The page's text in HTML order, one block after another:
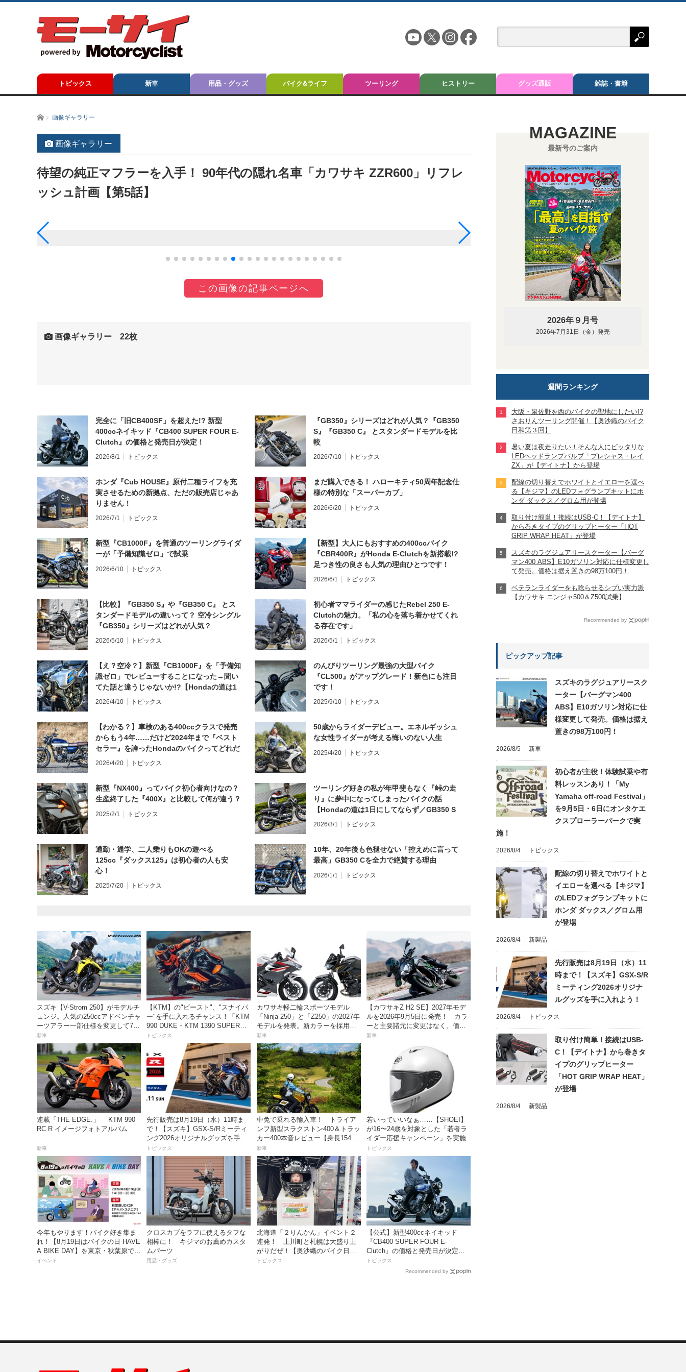
トピックス 新車 用品・グッズ バイク&ライフ ツーリング ヒストリー グッズ通販 雑誌・書籍
ホーム画像ギャラリー
画像ギャラリー
待望の純正マフラーを入手！ 90年代の隠れ名車「カワサキ ZZR600」リフレ
ッシュ計画【第5話】
この画像の記事ページへ
画像ギャラリー 22枚
完全に「旧CB400SF」を超えた!? 新型
400ccネイキッド『CB400 SUPER FOUR E-
Clutch』の価格と発売日が決定！
2026/8/1 トピックス
『GB350』シリーズはどれが人気？『GB350
S』『GB350 C』 とスタンダードモデルを比
較
2026/7/10 トピックス
ホンダ『Cub HOUSE』原付二種ライフを充
実させるための新拠点、ただの販売店じゃあ
りません！
2026/7/1 トピックス
まだ購入できる！ ハローキティ50周年記念仕
様の特別な「スーパーカブ」
2026/6/20 トピックス
新型『CB1000F』を普通のツーリングライダ
ーが「予備知識ゼロ」で試乗
2026/6/10 トピックス
【新型】大人にもおすすめの400ccバイク
『CBR400R』がHonda E-Clutchを新搭載!?
足つき性の良さも人気の理由ひとつです！
2026/6/1 トピックス
【比較】『GB350 S』や『GB350 C』 とス
タンダードモデルの違いって？ 空冷シングル
『GB350』シリーズはどれが人気？
2026/5/10 トピックス
初心者ママライダーの感じたRebel 250 E-
Clutchの魅力。「私の心を落ち着かせてくれ
る存在です」
2026/5/1 トピックス
【え？空冷？】新型『CB1000F』を「予備知
識ゼロ」でレビューすることになった→聞い
てた話と違うじゃないか!?【Hondaの道は1
日にしてならず／CB1000F ①第一印象 編】
2026/4/10 トピックス
のんびりツーリング最強の大型バイク
『CL500』がアップグレード！新色にも注目
です！
2025/9/10 トピックス
【わかる？】車検のある400ccクラスで発売
からもう4年……だけど2024年まで『ベスト
セラー』を誇ったHondaのバイクってどれだ
と思う？
2026/4/20 トピックス
50歳からライダーデビュー。エネルギッシュ
な女性ライダーが考える悔いのない人生
2025/4/20 トピックス
新型『NX400』ってバイク初心者向けなの？
生産終了した『400X』と比較して何が違う？
2025/2/1 トピックス
ツーリング好きの私が年甲斐もなく『峠の走
り』に夢中になってしまったバイクの話
【Hondaの道は1日にしてならず／GB350 S
インプレ・レビュー 前編】
2026/3/1 トピックス
通勤・通学、二人乗りもOKの遊べる
125cc『ダックス125』は初心者の人も安
心！
2025/7/20 トピックス
10年、20年後も色褪せない「控えめに言って
最高」GB350 Cを全力で絶賛する理由
2026/1/1 トピックス
スズキ【V-Strom 250】がモデルチ
ェンジ。人気の250ccアドベンチャ
ーツアラー一部仕様を変更して7月
23日発売。価格68万5300円
新車
【KTM】の"ビースト"、"スナイパ
ー"を手に入れるチャンス！「KTM
990 DUKE・KTM 1390 SUPER
DUKE R EVO 購入サポートキャン
トピックス
カワサキ軽二輪スポーツモデル
「Ninja 250」と「Z250」の2027年
モデルを発表。新カラーを採用し9
月5日より発売！
新車
【カワサキZ H2 SE】2027年モデ
ルを2026年9月5日に発売！ カラ
ーと主要諸元に変更はなく、価格
は据え置きの247万5000円！
新車
連載「THE EDGE.」 KTM 990
RC R イメージフォトアルバム
新車
先行販売は8月19日（水）11時ま
で！【スズキ】GSX-S/Rミーティ
ング2026オリジナルグッズを手に
入れよう！
トピックス
中免で乗れる輸入車！ トライア
ンフ新型スラクストン400＆トラッ
カー400本音レビュー【身長154cm
の足着きは？】
新車
若いっていいなぁ……【SHOEI】
が16〜24歳を対象とした「若者ラ
イダー応援キャンペーン」を実施
トピックス
今年もやります！バイク好き集ま
れ！【8月19日はバイクの日 HAVE
A BIKE DAY】を東京・秋葉原で開
催！
イベント
クロスカブをラフに使えるタフな
相棒に！ キジマのお薦めカスタ
ムパーツ
用品・グッズ
北海道「２りんかん」イベント２
連発！ 上川町と札幌は大盛り上
がりだぜ！【奥沙織のバイク日和
第3回】
トピックス
【公式】新型400ccネイキッド
『CB400 SUPER FOUR E-
Clutch』の価格と発売日が決定！
シリーズ最高58馬力＆14kgもの軽
量化!? 完全に「旧CB400SF」を超
トピックス
Recommended by
MAGAZINE
最新号のご案内
2026年９月号
2026年7月31日（金）発売
週間ランキング
大阪・泉佐野を西のバイクの聖地にしたい!?
さおりんツーリング開催！【奥沙織のバイク
日和第３回】
暑い夏は夜走りたい！そんな人にピッタリな
LEDヘッドランプバルブ「プレシャス・レイ
ZX」が【デイトナ】から登場
配線の切り替えでホワイトとイエローを選べ
る【キジマ】のLEDフォグランプキットにホ
ンダ ダックス／グロム用が登場
取り付け簡単！接続はUSB-C！【デイトナ】
から巻きタイプのグリップヒーター「HOT
GRIP WRAP HEAT」が登場
スズキのラグジュアリースクーター【バーグ
マン400 ABS】E10ガソリン対応に仕様変更し
て発売。価格は据え置きの98万100円！
ベテランライダーをも唸らせるシブい実力派
【カワサキ ニンジャ500＆Z500試乗】
Recommended by
ピックアップ記事
スズキのラグジュアリースク
ーター【バーグマン400
ABS】E10ガソリン対応に仕
様変更して発売。価格は据え
置きの98万100円！
2026/8/5 新車
初心者が主役！体験試乗や有
料レッスンあり！「My
Yamaha off-road Festival」
を9月5日・6日にオンタケエ
クスプローラーパークで実
施！
2026/8/4 トピックス
配線の切り替えでホワイトと
イエローを選べる【キジマ】
のLEDフォグランプキットに
ホンダ ダックス／グロム用
が登場
2026/8/4 新製品
先行販売は8月19日（水）11
時まで！【スズキ】GSX-S/R
ミーティング2026オリジナ
ルグッズを手に入れよう！
2026/8/4 トピックス
取り付け簡単！接続はUSB-
C！【デイトナ】から巻きタ
イプのグリップヒーター
「HOT GRIP WRAP HEAT」
が登場
2026/8/4 新製品